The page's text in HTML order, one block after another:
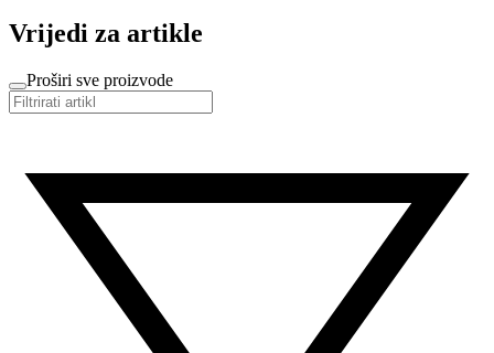
Vrijedi za artikle
Proširi sve proizvode